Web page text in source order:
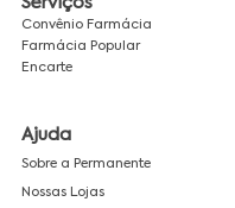
Convênio Farmácia
Farmácia Popular
Encarte
Ajuda
Sobre a Permanente
Nossas Lojas